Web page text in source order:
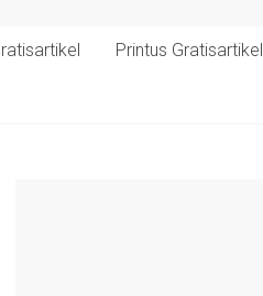
Printus Gratisartikel